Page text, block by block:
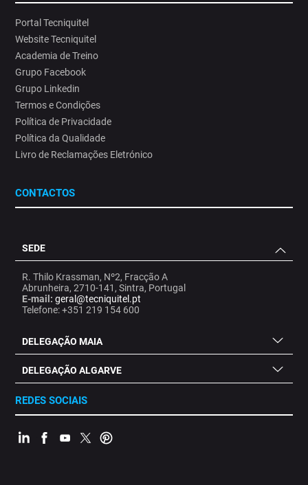
Portal Tecniquitel
Website Tecniquitel
Academia de Treino
Grupo Facebook
Grupo Linkedin
Termos e Condições
Política de Privacidade
Política da Qualidade
Livro de Reclamações Eletrónico
CONTACTOS
SEDE
R. Thilo Krassman, Nº2, Fracção A
Abrunheira, 2710-141, Sintra, Portugal
E-mail: geral@tecniquitel.pt
Telefone: +351 219 154 600
DELEGAÇÃO MAIA
DELEGAÇÃO ALGARVE
REDES SOCIAIS
.